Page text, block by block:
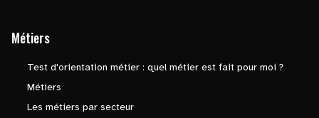
Métiers
Test d'orientation métier : quel métier est fait pour moi ?
Métiers
Les métiers par secteur